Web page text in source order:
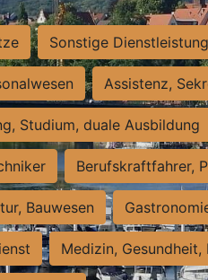
Sonstige
Assistenz,
Studium, duale Ausbildung
Berufskraftfahrer,
Bauwesen
Medizin, Gesundheit,